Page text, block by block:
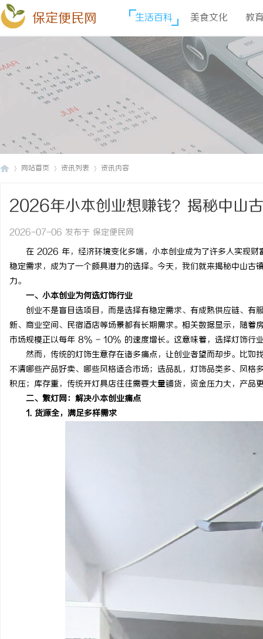
保定便民网 生活百科 美食文化 教
网站首页 资讯列表 资讯内容
2026年小本创业想赚钱？揭秘中山
2026-07-06 发布于 保定便民网
在 2026 年，经济环境变化多端，小本创业成为了许多人实现财
稳定需求，成为了一个颇具潜力的选择。今天，我们就来揭秘中山
力。
一、小本创业为何选灯饰行业
创业不是盲目选项目，而是选择有稳定需求、有成熟供应链、有
新、商业空间、民宿酒店等场景都有长期需求。相关数据显示，随
市场规模正以每年 8% - 10% 的速度增长。这意味着，选择灯饰行
然而，传统的灯饰生意存在诸多痛点，让创业者望而却步。比如
不清哪些产品好卖、哪些风格适合市场；选品乱，灯饰品类多、风
积压；库存重，传统开灯具店往往需要大量铺货，资金压力大，产品
二、繁灯网：解决小本创业痛点
1. 货源全，满足多样需求
天安生物：引领现代生